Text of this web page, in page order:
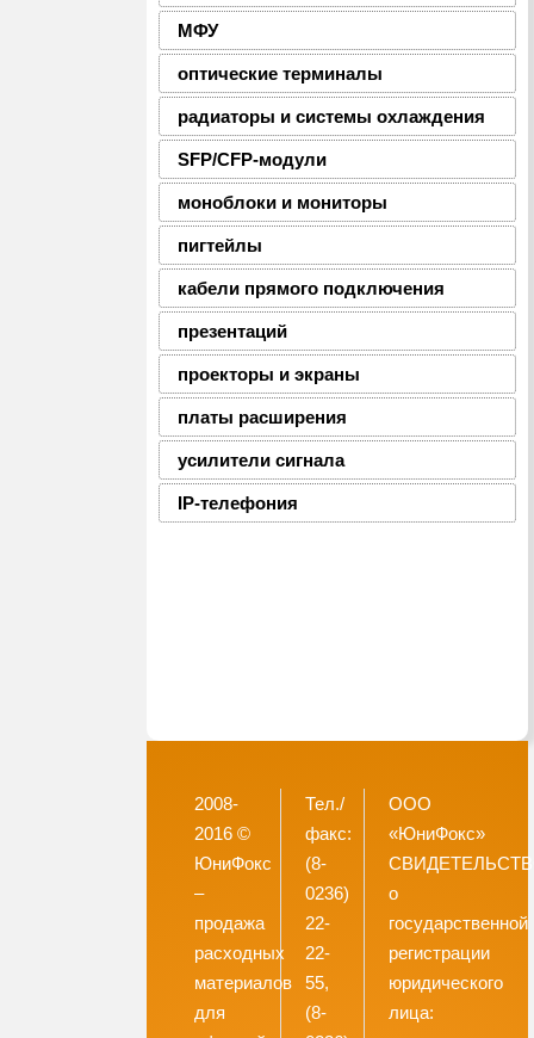
МФУ
оптические терминалы
радиаторы и системы охлаждения
SFP/CFP-модули
моноблоки и мониторы
пигтейлы
кабели прямого подключения
презентаций
проекторы и экраны
платы расширения
усилители сигнала
IP-телефония
2008-
2016 ©
ЮниФокс
–
продажа
расходных
материалов
для
Тел./
факс:
(8-
0236)
22-
22-
55,
(8-
ООО
«ЮниФокс»
о
государственной
регистрации
юридического
лица: